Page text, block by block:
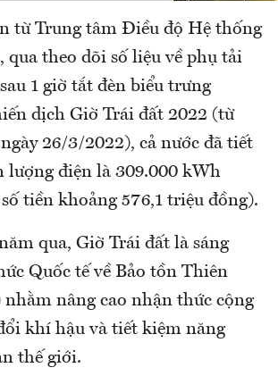
từ Trung tâm Điều độ Hệ thống
qua theo dõi số liệu về phụ tải
1 giờ tắt đèn biểu trưng
dịch Giờ Trái đất 2022 (từ
26/3/2022), cả nước đã tiết
lượng điện là 309.000 kWh
tiền khoảng 576,1 triệu đồng).
qua, Giờ Trái đất là sáng
Quốc tế về Bảo tồn Thiên
nâng cao nhận thức cộng
khí hậu và tiết kiệm năng
thế giới.